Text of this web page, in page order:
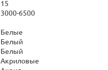
15
3000-6500
Белые
Белый
Белый
Акриловые